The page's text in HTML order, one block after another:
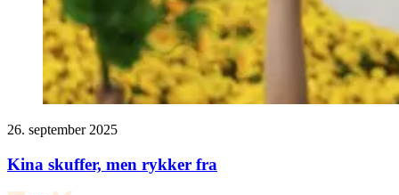
26. september 2025
Kina skuffer, men rykker fra